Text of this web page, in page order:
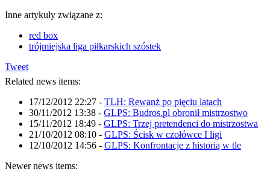
Inne artykuły związane z:
red box
trójmiejska liga piłkarskich szóstek
Tweet
Related news items:
17/12/2012 22:27 - TLH: Rewanż po pięciu latach
30/11/2012 13:38 - GLPS: Budros.pl obronił mistrzostwo
15/11/2012 18:49 - GLPS: Trzej pretendenci do mistrzostwa
21/10/2012 08:10 - GLPS: Ścisk w czołówce I ligi
12/10/2012 14:56 - GLPS: Konfrontacje z historią w tle
Newer news items: